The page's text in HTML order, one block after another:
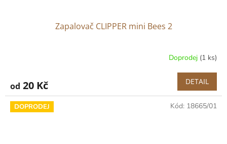
Zapalovač CLIPPER mini Bees 2
Doprodej (1 ks)
od 20 Kč DETAIL
DOPRODEJ Kód: 18665/01